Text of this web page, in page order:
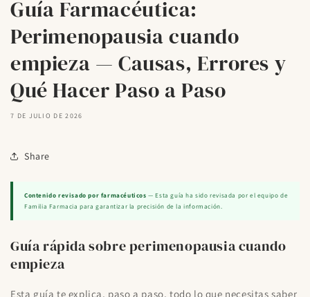
Guía Farmacéutica:
Perimenopausia cuando
empieza — Causas, Errores y
Qué Hacer Paso a Paso
7 DE JULIO DE 2026
Share
Contenido revisado por farmacéuticos — Esta guía ha sido revisada por el equipo de
Familia Farmacia para garantizar la precisión de la información.
Guía rápida sobre perimenopausia cuando
empieza
Esta guía te explica, paso a paso, todo lo que necesitas saber